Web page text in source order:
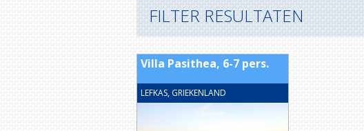
FILTER RESULTATEN
Villa Pasithea, 6-7 pers.
LEFKAS, GRIEKENLAND